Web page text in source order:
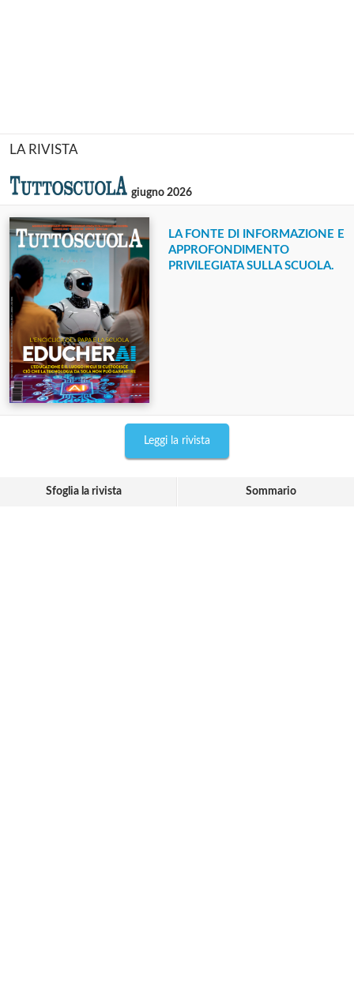
LA RIVISTA
giugno 2026
LA FONTE DI INFORMAZIONE E
APPROFONDIMENTO
PRIVILEGIATA SULLA SCUOLA.
Leggi la rivista
Sfoglia la rivista Sommario